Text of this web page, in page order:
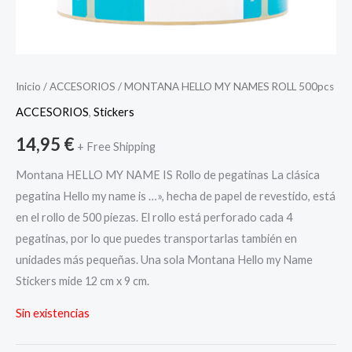
Inicio /ACCESORIOS / MONTANA HELLO MY NAMES ROLL 500pcs
ACCESORIOS, Stickers
14,95 € + Free Shipping
Montana HELLO MY NAME IS Rollo de pegatinas La clásica
pegatina Hello my name is …», hecha de papel de revestido, está
en el rollo de 500 piezas. El rollo está perforado cada 4
pegatinas, por lo que puedes transportarlas también en
unidades más pequeñas. Una sola Montana Hello my Name
Stickers mide 12 cm x 9 cm.
Sin existencias